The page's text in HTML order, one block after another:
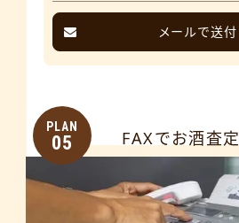
メールで送付
PLAN
05 FAXでお酒査定